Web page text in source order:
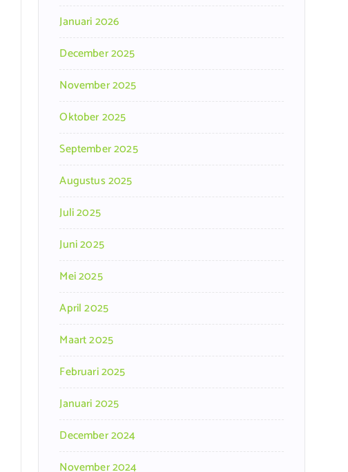
Januari 2026
December 2025
November 2025
Oktober 2025
September 2025
Augustus 2025
Juli 2025
Juni 2025
Mei 2025
April 2025
Maart 2025
Februari 2025
Januari 2025
December 2024
November 2024